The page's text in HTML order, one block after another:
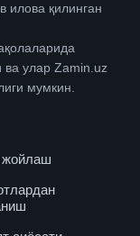
илова қилинган
улар Zamin.uz
мумкин.
жойлаш